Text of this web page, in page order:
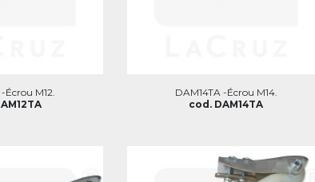
Écrou M12.
DAM14TA -Écrou M14.
cod. DAM14TA